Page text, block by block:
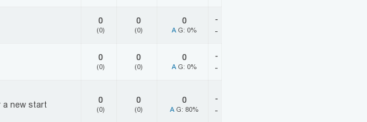
0
(0)
0
(0)
0
A G: 0%
-
-
0
(0)
0
(0)
0
A G: 0%
-
-
a new start 0
(0)
0
(0)
0
A G: 80%
-
-